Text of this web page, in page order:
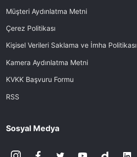
Müşteri Aydınlatma Metni
Çerez Politikası
Kişisel Verileri Saklama ve İmha Politikası
Kamera Aydınlatma Metni
KVKK Başvuru Formu
RSS
Sosyal Medya